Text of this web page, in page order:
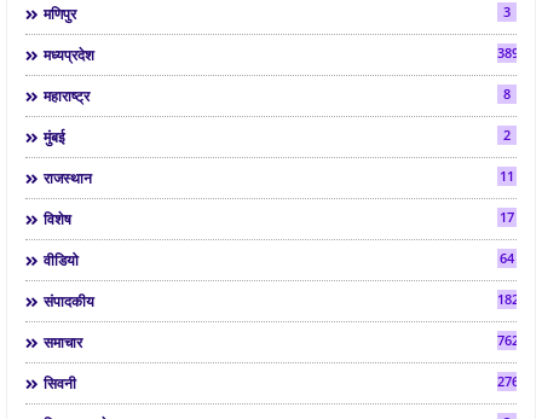
मणिपुर 3
मध्यप्रदेश 3892
महाराष्ट्र 8
मुंबई 2
राजस्थान 11
विशेष 17
वीडियो 64
संपादकीय 182
समाचार 7624
सिवनी 2763